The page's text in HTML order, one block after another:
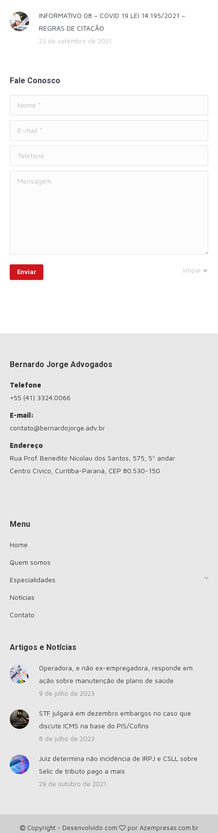
INFORMATIVO 08 – COVID 19 LEI 14.195/2021 –
REGRAS DE CITAÇÃO
23 de setembro de 2021
Fale Conosco
Telefone
Enviar limpar
Bernardo Jorge Advogados
Telefone
+55 (41) 3324.0066
E-mail:
contato@bernardojorge.adv.br
Endereço
Rua Prof. Benedito Nicolau dos Santos, 575, 5º andar
Centro Cívico, Curitiba-Paraná, CEP 80.530-150
Menu
Home
Quem somos
Especialidades
Notícias
Contato
Artigos e Notícias
Operadora, e não ex-empregadora, responde em
ação sobre manutenção de plano de saúde
9 de julho de 2023
STF julgará em dezembro embargos no caso que
discute ICMS na base do PIS/Cofins
8 de julho de 2023
Juiz determina não incidência de IRPJ e CSLL sobre
Selic de tributo pago a mais
29 de outubro de 2021
Copyright - Desenvolvido com por Azempresas.com.br